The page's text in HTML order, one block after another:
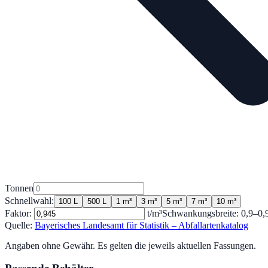
Tonnen
Schnellwahl:
100 L 500 L 1 m³ 3 m³ 5 m³ 7 m³ 10 m³
Faktor: t/m³Schwankungsbreite: 0,9–
Quelle: Bayerisches Landesamt für Statistik – Abfallartenkatalog
Angaben ohne Gewähr. Es gelten die jeweils aktuellen Fassungen.